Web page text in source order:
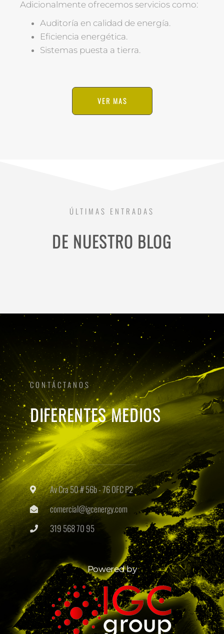
Adicionalmente ofrecemos servicios como:
Auditoría en calidad de energía.
Eficiencia energética.
Sistemas puesta a tierra.
VER MAS
ÚLTIMAS ENTRADAS
DE NUESTRO BLOG
CONTÁCTANOS
DIFERENTES MEDIOS
Av Cra 50 # 56b - 76 OFC P2
comercial@igcenergy.com
319 568 70 95
Powered by